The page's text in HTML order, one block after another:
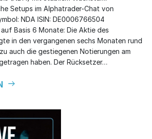
Setups im Alphatrader-Chat von
NDA ISIN: DE0006766504
Basis 6 Monate: Die Aktie des
in den vergangenen sechs Monaten rund
auch die gestiegenen Notierungen am
haben. Der Rücksetzer…